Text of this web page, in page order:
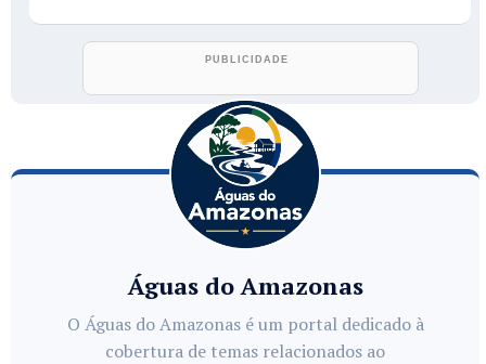
Águas do Amazonas
O Águas do Amazonas é um portal dedicado à
cobertura de temas relacionados ao